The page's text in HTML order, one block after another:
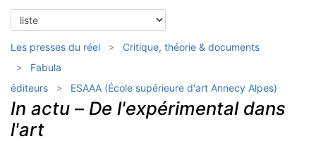
Les presses du réel
Critique, théorie & documents
Fabula
éditeurs
ESAAA (École supérieure d'art Annecy Alpes)
In actu – De l'expérimental dans
l'art